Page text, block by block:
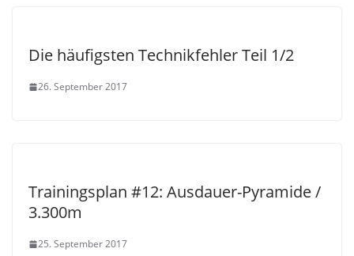
Die häufigsten Technikfehler Teil 1/2
26. September 2017
Trainingsplan #12: Ausdauer-Pyramide /
3.300m
25. September 2017